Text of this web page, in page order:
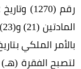
لتصبح الفقرة